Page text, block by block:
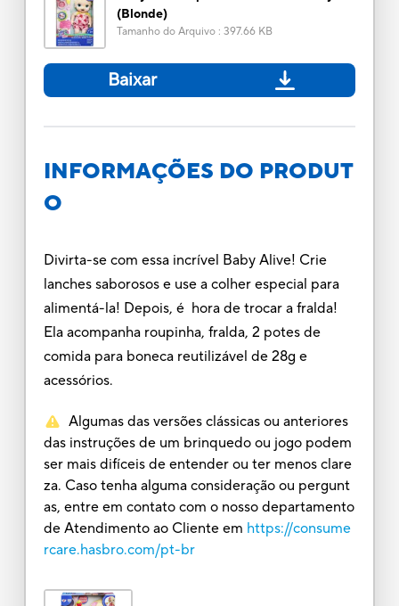
(Blonde)
Tamanho do Arquivo: 397.66 KB
Baixar
INFORMAÇÕES DO PRODUT
O
Divirta-se com essa incrível Baby Alive! Crie
lanches saborosos e use a colher especial para
alimentá-la! Depois, é hora de trocar a fralda!
Ela acompanha roupinha, fralda, 2 potes de
comida para boneca reutilizável de 28g e
acessórios.
Algumas das versões clássicas ou anteriores
das instruções de um brinquedo ou jogo podem
ser mais difíceis de entender ou ter menos clare
za. Caso tenha alguma consideração ou pergunt
as, entre em contato com o nosso departamento
de Atendimento ao Cliente em https://consume
rcare.hasbro.com/pt-br